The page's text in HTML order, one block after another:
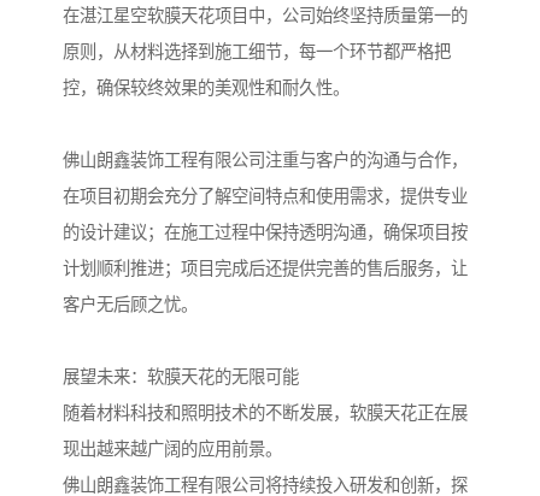
在湛江星空软膜天花项目中，公司始终坚持质量第一的
原则，从材料选择到施工细节，每一个环节都严格把
控，确保较终效果的美观性和耐久性。
佛山朗鑫装饰工程有限公司注重与客户的沟通与合作，
在项目初期会充分了解空间特点和使用需求，提供专业
的设计建议；在施工过程中保持透明沟通，确保项目按
计划顺利推进；项目完成后还提供完善的售后服务，让
客户无后顾之忧。
展望未来：软膜天花的无限可能
随着材料科技和照明技术的不断发展，软膜天花正在展
现出越来越广阔的应用前景。
佛山朗鑫装饰工程有限公司将持续投入研发和创新，探